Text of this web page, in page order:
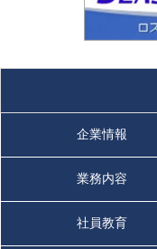
企業情報
業務内容
社員教育